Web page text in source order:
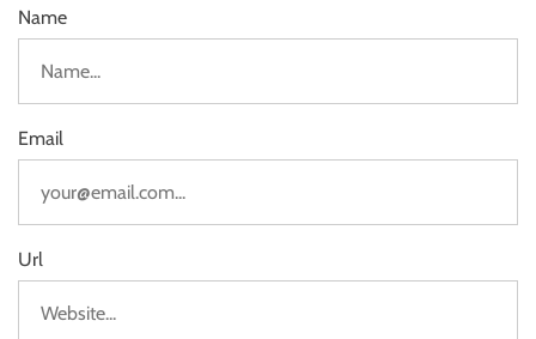
Name
Email
Url